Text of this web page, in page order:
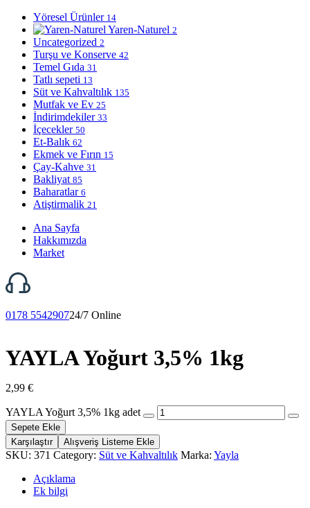
Yöresel Ürünler 14
Yaren-Naturel 2
Uncategorized 2
Turşu ve Konserve 42
Temel Gıda 31
Tatlı sepeti 13
Süt ve Kahvaltılık 135
Mutfak ve Ev 25
İndirimdekiler 33
İçecekler 50
Et-Balık 62
Ekmek ve Fırın 15
Çay-Kahve 31
Bakliyat 85
Baharatlar 6
Atiştirmalik 21
Ana Sayfa
Hakkımızda
Market
0178 554290724/7 Online
YAYLA Yoğurt 3,5% 1kg
2,99 €
YAYLA Yoğurt 3,5% 1kg adet
Sepete Ekle
Karşılaştır
Alışveriş Listeme Ekle
SKU: 371 Category: Süt ve Kahvaltılık Marka: Yayla
Açıklama
Ek bilgi